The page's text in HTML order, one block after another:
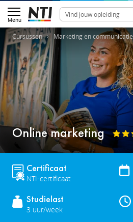
Menu
Cursussen Marketing en communicatie
Online marketing
Certificaat
NTI-certificaat
Studielast
3 uur/week